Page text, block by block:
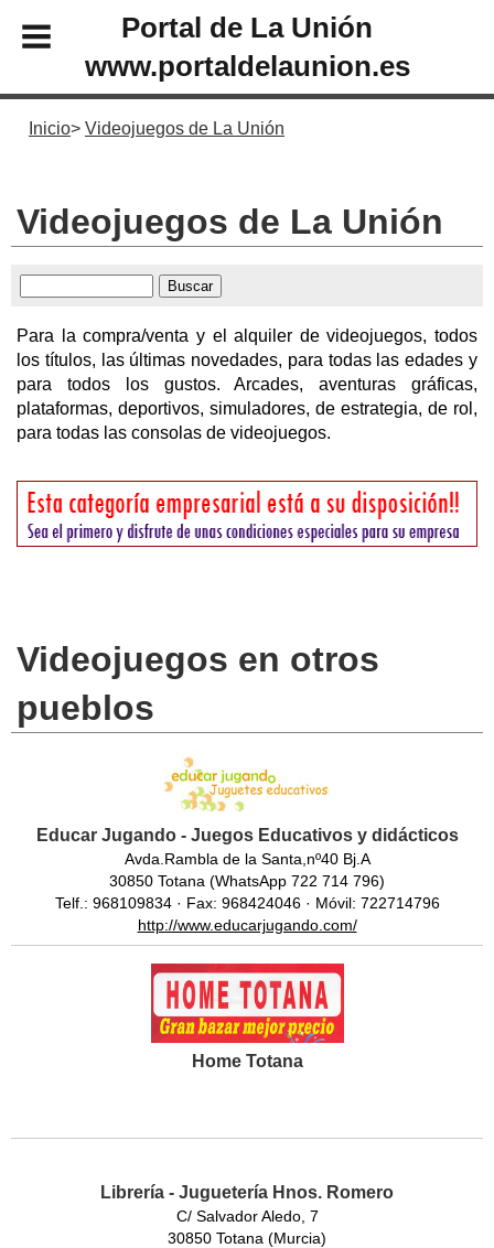
Portal de La Unión
www.portaldelaunion.es
Inicio Videojuegos de La Unión
Videojuegos de La Unión
Para la compra/venta y el alquiler de videojuegos, todos
los títulos, las últimas novedades, para todas las edades y
para todos los gustos. Arcades, aventuras gráficas,
plataformas, deportivos, simuladores, de estrategia, de rol,
para todas las consolas de videojuegos.
Videojuegos en otros
pueblos
Educar Jugando - Juegos Educativos y didácticos
Avda.Rambla de la Santa,nº40 Bj.A
30850 Totana (WhatsApp 722 714 796)
Telf.: 968109834 · Fax: 968424046 · Móvil: 722714796
http://www.educarjugando.com/
Home Totana
Librería - Juguetería Hnos. Romero
C/ Salvador Aledo, 7
30850 Totana (Murcia)